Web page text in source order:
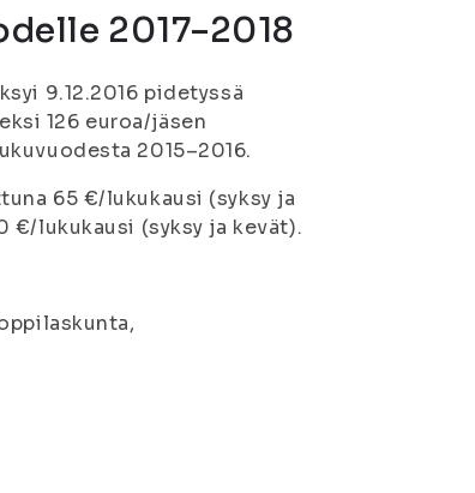
2017–2018
9.12.2016 pidetyssä
126 euroa/jäsen
2015–2016.
65 €/lukukausi (syksy ja
lukukausi (syksy ja kevät).